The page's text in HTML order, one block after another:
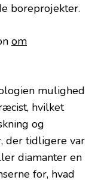
boreprojekter.
om
mulighed
hvilket
og
der tidligere var
diamanter en
for, hvad